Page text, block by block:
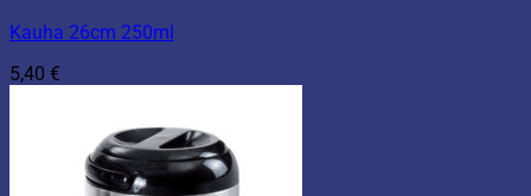
Kauha 26cm 250ml
5,40 €